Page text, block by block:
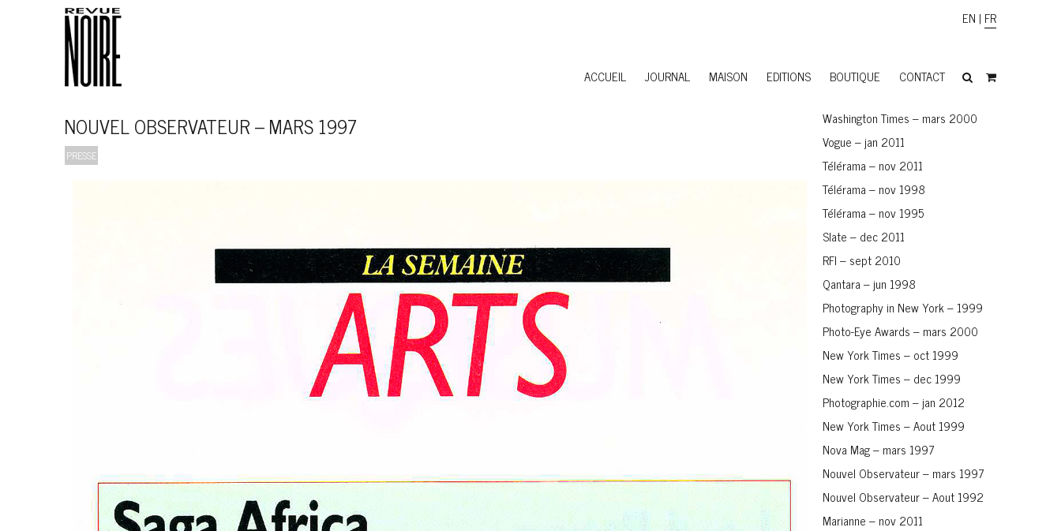
ACCUEIL JOURNAL MAISON EDITIONS BOUTIQUE CONTACT
EN | FR
NOUVEL OBSERVATEUR – MARS 1997
PRESSE
Washington Times – mars 2000
Vogue – jan 2011
Télérama – nov 2011
Télérama – nov 1998
Télérama – nov 1995
Slate – dec 2011
RFI – sept 2010
Qantara – jun 1998
Photography in New York – 1999
Photo-Eye Awards – mars 2000
New York Times – oct 1999
New York Times – dec 1999
Photographie.com – jan 2012
New York Times – Aout 1999
Nova Mag – mars 1997
Nouvel Observateur – mars 1997
Nouvel Observateur – Aout 1992
Marianne – nov 2011